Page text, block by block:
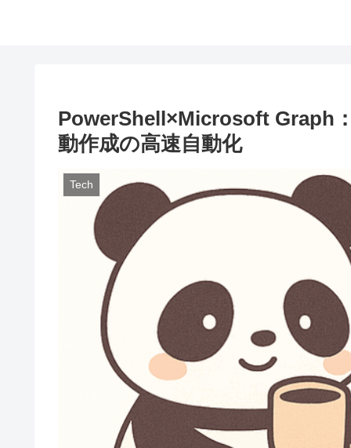
PowerShell×Microsoft Graph
動作成の高速自動化
Tech